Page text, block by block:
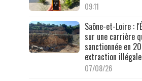
09:11
Saône-et-Loire :
sur une carrière
sanctionnée en
extraction illégale
07/08/26